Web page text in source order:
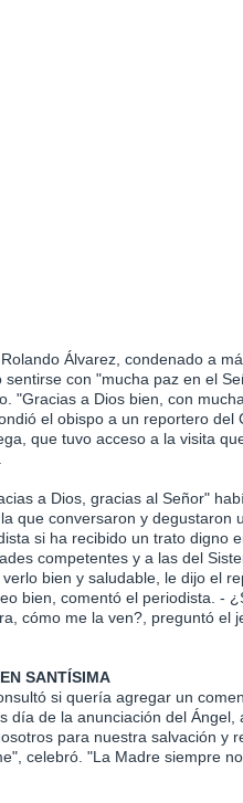
Álvarez, condenado a
con "mucha paz en el
"Gracias a Dios bien, con
el obispo a un reportero
que tuvo acceso a la visita
a Dios, gracias al Señor"
que conversaron y degustaron
si ha recibido un trato digno
competentes y a las del
bien y saludable, le dijo el
bien, comentó el periodista. -
cómo me la ven?, preguntó el
SANTÍSIMA
si quería agregar un
día de la anunciación del
para nuestra salvación y
celebró. "La Madre siempre